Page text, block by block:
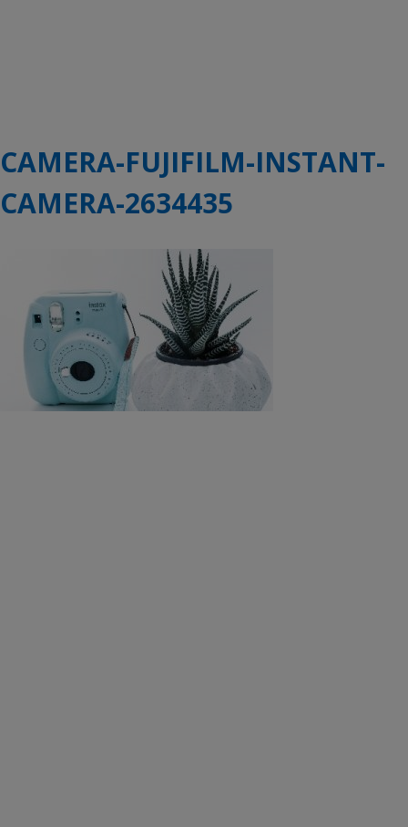
CAMERA-FUJIFILM-INSTANT-
CAMERA-2634435